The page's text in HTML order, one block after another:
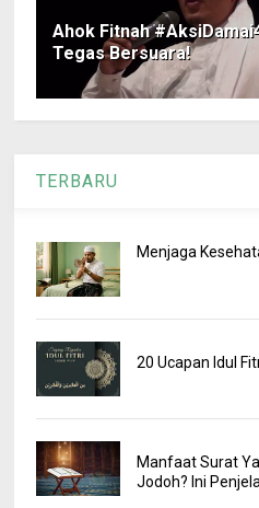
Ahok Fitnah
Tegas Bersuara!
TERBARU
Menjaga
20 Ucapan Idul
Manfaat Surat
Jodoh? Ini